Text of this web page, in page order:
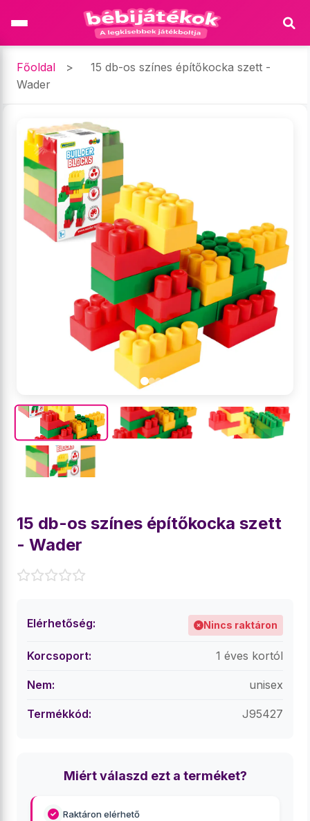
Főoldal >
15 db-os színes építőkocka szett -
Wader
15 db-os színes építőkocka szett
- Wader
Elérhetőség: Nincs raktáron
Korcsoport: 1 éves kortól
Nem: unisex
Termékkód: J95427
Miért válaszd ezt a terméket?
Raktáron elérhető